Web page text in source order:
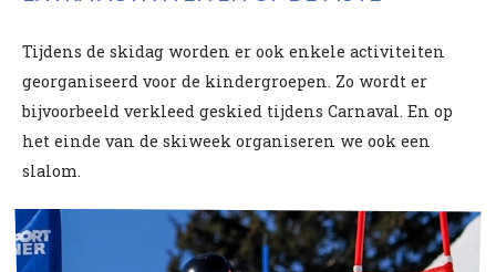
Tijdens de skidag worden er ook enkele activiteiten
georganiseerd voor de kindergroepen. Zo wordt er
bijvoorbeeld verkleed geskied tijdens Carnaval. En op
het einde van de skiweek organiseren we ook een
slalom.